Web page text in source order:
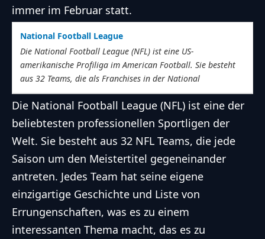
immer im Februar statt.
National Football League
Die National Football League (NFL) ist eine US-
amerikanische Profiliga im American Football. Sie besteht
aus 32 Teams, die als Franchises in der National
Die National Football League (NFL) ist eine der
beliebtesten professionellen Sportligen der
Welt. Sie besteht aus 32 NFL Teams, die jede
Saison um den Meistertitel gegeneinander
antreten. Jedes Team hat seine eigene
einzigartige Geschichte und Liste von
Errungenschaften, was es zu einem
interessanten Thema macht, das es zu